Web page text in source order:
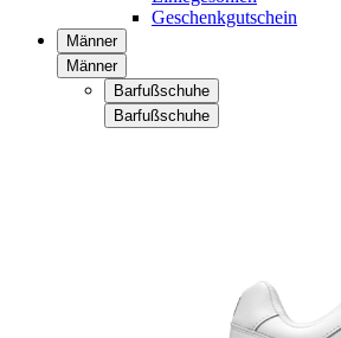
Geschenkgutschein
Männer
Männer
Barfußschuhe
Barfußschuhe